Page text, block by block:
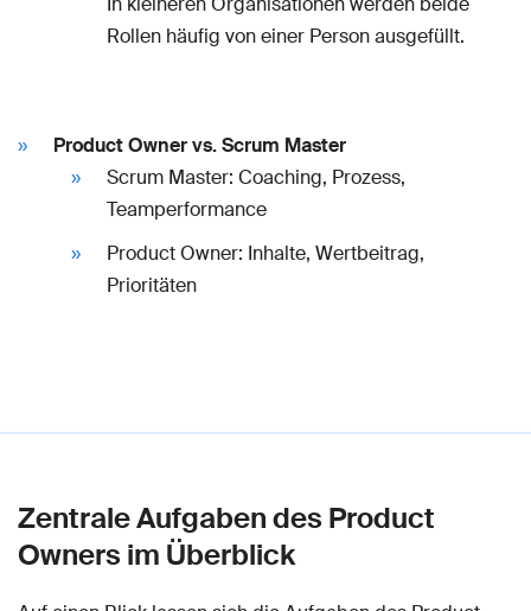
Rollen häufig von einer Person ausgefüllt.
Product Owner vs. Scrum Master
Scrum Master: Coaching, Prozess,
Teamperformance
Product Owner: Inhalte, Wertbeitrag,
Prioritäten
Zentrale Aufgaben des Product
Owners im Überblick